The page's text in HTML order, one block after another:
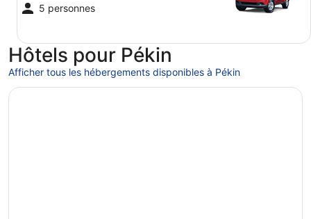
5 personnes
Hôtels pour Pékin
Afficher tous les hébergements disponibles à Pékin
S’ouvre dans une nouvelle fenêtre
Four Seasons Hotel Beijing